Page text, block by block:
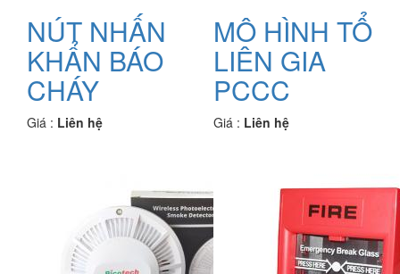
NÚT NHẤN
KHẨN BÁO
CHÁY
Giá : Liên hệ
MÔ HÌNH TỔ
LIÊN GIA
PCCC
Giá : Liên hệ